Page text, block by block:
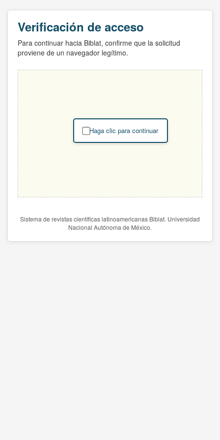
Verificación de acceso
Para continuar hacia Biblat, confirme que la solicitud
proviene de un navegador legítimo.
Haga clic para continuar
Sistema de revistas científicas latinoamericanas Biblat. Universidad
Nacional Autónoma de México.